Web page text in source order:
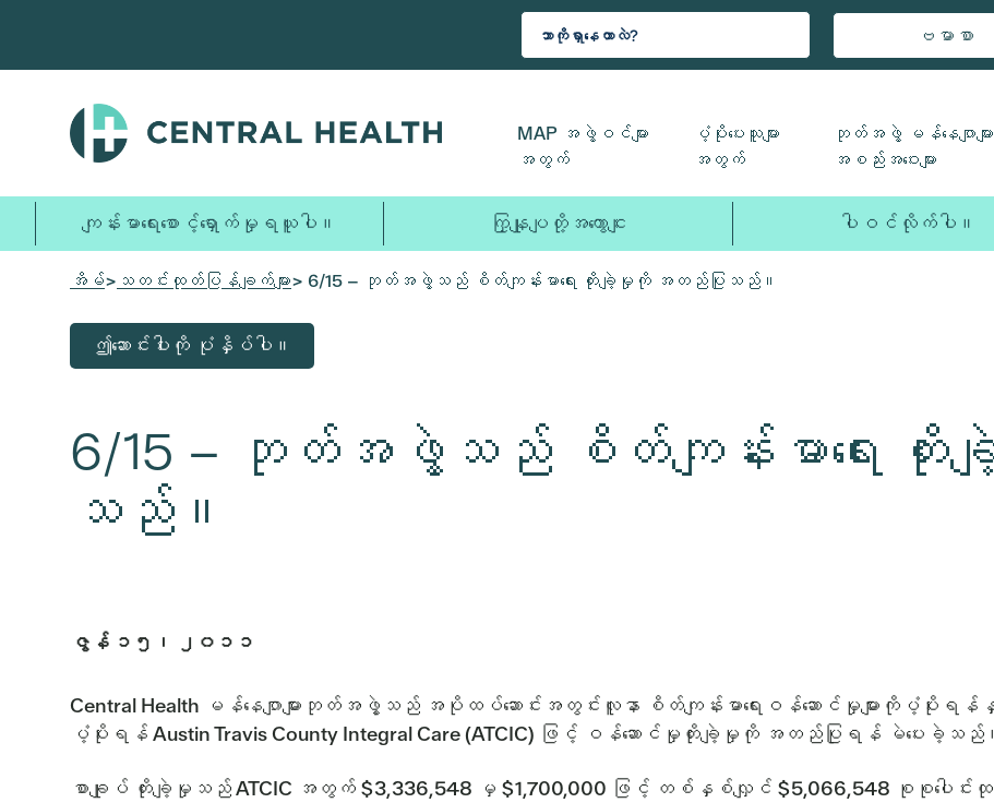
သို့
ပါ။
ဗမာစာ
MAP အဖွဲ့ဝင်များ
အတွက်
ပံ့ပိုးပေးသူများ
အတွက်
ဘုတ်အဖွဲ့ မန်နေဂျာမျ
အစည်းအဝေးများ
ကျန်းမာရေးစောင့်ရှောက်မှုရယူပါ။ ကြှနျုပျတို့အကွောငျး ပါဝင်လိုက်ပါ။
အိမ်> သတင်းထုတ်ပြန်ချက်များ> 6/15 – ဘုတ်အဖွဲ့သည် စိတ်ကျန်းမာရေး တိုးချဲ့မှုကို အတည်ပြုသည်။
ဤဆောင်းပါးကို ပုံနှိပ်ပါ။
6/15 – ဘုတ်အဖွဲ့သည် စိတ်ကျန်းမာရေး တို
သည်။
ဇွန် ၁၅၊ ၂၀၁၁
Central Health မန်နေဂျာများဘုတ်အဖွဲ့သည် အပိုထပ်ဆောင်းအတွင်းလူနာ စိတ်ကျန်းမာရေးဝန်ဆောင်မှုများကို
ပံ့ပိုးရန် Austin Travis County Integral Care (ATCIC) ဖြင့် ဝန်ဆောင်မှုတိုးချဲ့မှုကို အတည်ပြုရန် မဲပေးခဲ့သည်
စာချုပ် တိုးချဲ့မှုသည် ATCIC အတွက် $3,336,548 မှ $1,700,000 ဖြင့် တစ်နှစ်လျှင် $5,066,548 စုစုပေ